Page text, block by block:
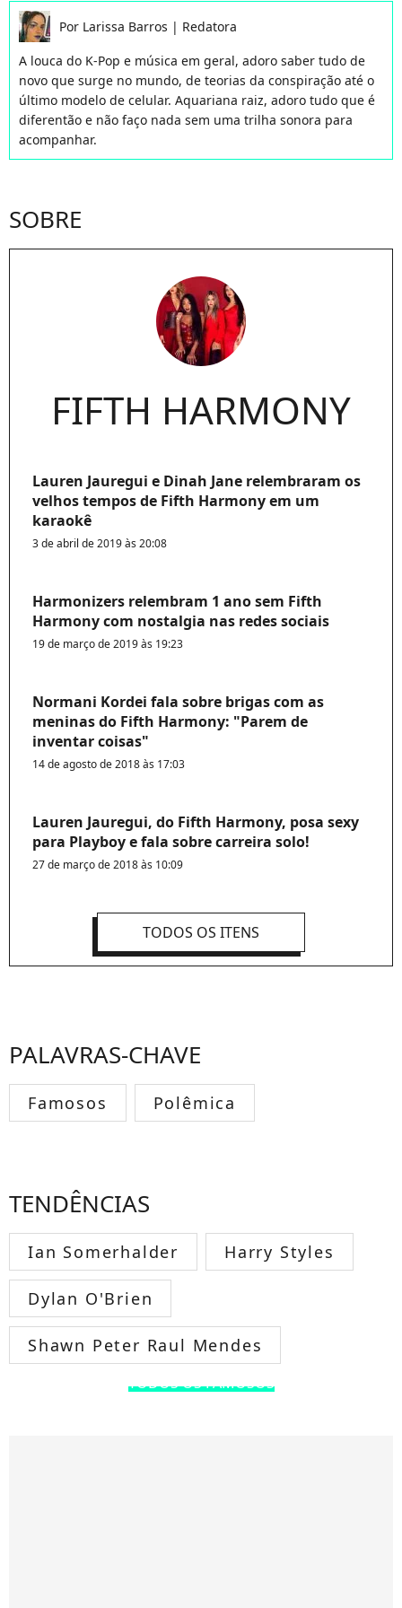
Por Larissa Barros | Redatora
A louca do K-Pop e música em geral, adoro saber tudo de
novo que surge no mundo, de teorias da conspiração até o
último modelo de celular. Aquariana raiz, adoro tudo que é
diferentão e não faço nada sem uma trilha sonora para
acompanhar.
SOBRE
FIFTH HARMONY
Lauren Jauregui e Dinah Jane relembraram os
velhos tempos de Fifth Harmony em um
karaokê
3 de abril de 2019 às 20:08
Harmonizers relembram 1 ano sem Fifth
Harmony com nostalgia nas redes sociais
19 de março de 2019 às 19:23
Normani Kordei fala sobre brigas com as
meninas do Fifth Harmony: "Parem de
inventar coisas"
14 de agosto de 2018 às 17:03
Lauren Jauregui, do Fifth Harmony, posa sexy
para Playboy e fala sobre carreira solo!
27 de março de 2018 às 10:09
TODOS OS ITENS
PALAVRAS-CHAVE
Famosos Polêmica
TENDÊNCIAS
Ian Somerhalder Harry Styles
Dylan O'Brien
Shawn Peter Raul Mendes
TODOS OS FAMOSOS